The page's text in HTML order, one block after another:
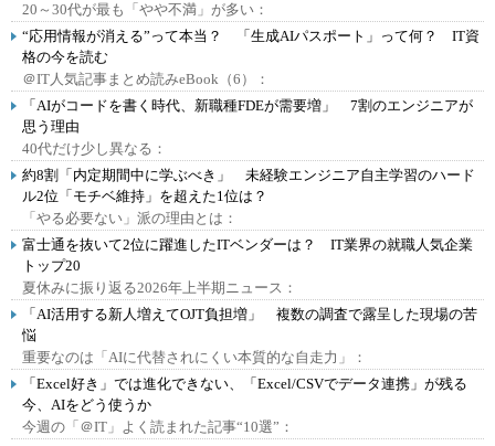
20～30代が最も「やや不満」が多い：
“応用情報が消える”って本当？ 「生成AIパスポート」って何？ IT資
格の今を読む
＠IT人気記事まとめ読みeBook（6）：
「AIがコードを書く時代、新職種FDEが需要増」 7割のエンジニアが
思う理由
40代だけ少し異なる：
約8割「内定期間中に学ぶべき」 未経験エンジニア自主学習のハード
ル2位「モチベ維持」を超えた1位は？
「やる必要ない」派の理由とは：
富士通を抜いて2位に躍進したITベンダーは？ IT業界の就職人気企業
トップ20
夏休みに振り返る2026年上半期ニュース：
「AI活用する新人増えてOJT負担増」 複数の調査で露呈した現場の苦
悩
重要なのは「AIに代替されにくい本質的な自走力」：
「Excel好き」では進化できない、「Excel/CSVでデータ連携」が残る
今、AIをどう使うか
今週の「＠IT」よく読まれた記事“10選”：